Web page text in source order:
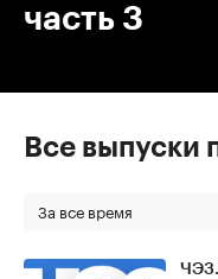
часть 3
Все выпуски
За все время
ЧЭЗ.